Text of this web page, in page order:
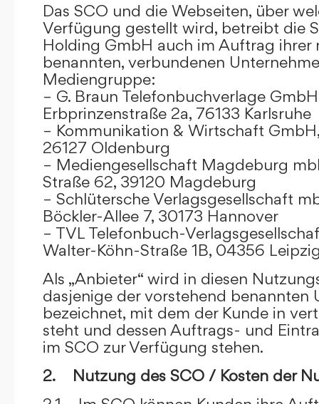
Das SCO und die Webseiten, über
Verfügung gestellt wird, betreibt die
Holding GmbH auch im Auftrag ihrer
benannten, verbundenen
Mediengruppe:
– G. Braun Telefonbuchverlage GmbH
Erbprinzenstraße 2a, 76133 Karlsruhe
– Kommunikation & Wirtschaft
26127 Oldenburg
– Mediengesellschaft Magdeburg
Straße 62, 39120 Magdeburg
– Schlütersche Verlagsgesellschaft
Böckler-Allee 7, 30173 Hannover
– TVL Telefonbuch-
Walter-Köhn-Straße 1B, 04356
Als „Anbieter“ wird in diesen
dasjenige der vorstehend benannten
bezeichnet, mit dem der Kunde in
steht und dessen Auftrags- und
im SCO zur Verfügung stehen.
2. Nutzung des SCO / Kosten der